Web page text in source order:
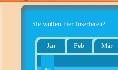
Sie wollen hier inserieren?
Jan Feb Mär